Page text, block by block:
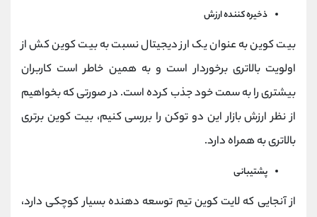
ذخیره کننده ارزش
بیت کوین به عنوان یک ارز دیجیتال نسبت به بیت کوین کش از
اولویت بالاتری برخوردار است و به همین خاطر است کاربران
بیشتری را به سمت خود جذب کرده است. در صورتی که بخواهیم
از نظر ارزش بازار این دو توکن را بررسی کنیم، بیت کوین برتری
بالاتری به همراه دارد.
پشتیبانی
از آنجایی که لایت کوین تیم توسعه دهنده بسیار کوچکی دارد،